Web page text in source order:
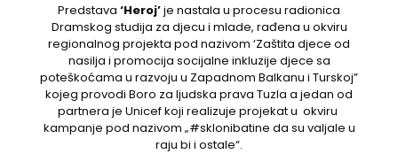
Predstava ‘Heroj’je nastala u procesu radionica
Dramskog studija za djecu i mlade, rađena u okviru
regionalnog projekta pod nazivom ‘Zaštita djece od
nasilja i promocija socijalne inkluzije djece sa
poteškoćama u razvoju u Zapadnom Balkanu i Turskoj”
kojeg provodi Boro za ljudska prava Tuzla a jedan od
partnera je Unicef koji realizuje projekat u okviru
kampanje pod nazivom „#sklonibatine da su valjale u
raju bi i ostale“.